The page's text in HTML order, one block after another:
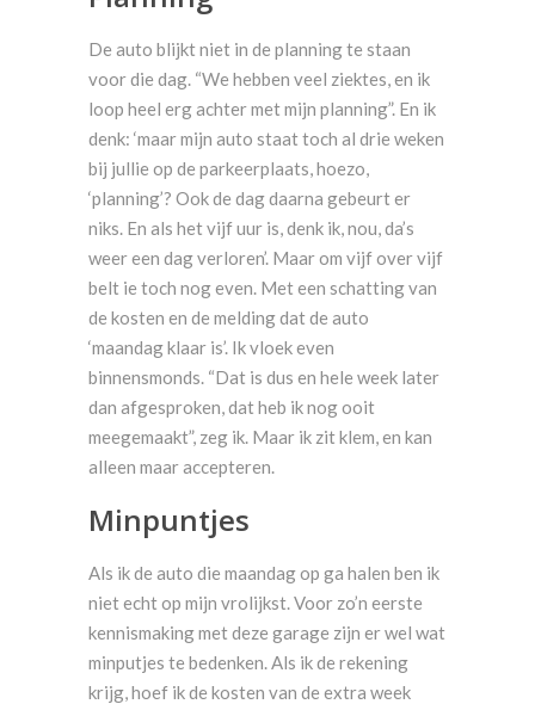
De auto blijkt niet in de planning te staan
voor die dag. “We hebben veel ziektes, en ik
loop heel erg achter met mijn planning”. En ik
denk: ‘maar mijn auto staat toch al drie weken
bij jullie op de parkeerplaats, hoezo,
‘planning’? Ook de dag daarna gebeurt er
niks. En als het vijf uur is, denk ik, nou, da’s
weer een dag verloren’. Maar om vijf over vijf
belt ie toch nog even. Met een schatting van
de kosten en de melding dat de auto
‘maandag klaar is’. Ik vloek even
binnensmonds. “Dat is dus en hele week later
dan afgesproken, dat heb ik nog ooit
meegemaakt”, zeg ik. Maar ik zit klem, en kan
alleen maar accepteren.
Minpuntjes
Als ik de auto die maandag op ga halen ben ik
niet echt op mijn vrolijkst. Voor zo’n eerste
kennismaking met deze garage zijn er wel wat
minputjes te bedenken. Als ik de rekening
krijg, hoef ik de kosten van de extra week